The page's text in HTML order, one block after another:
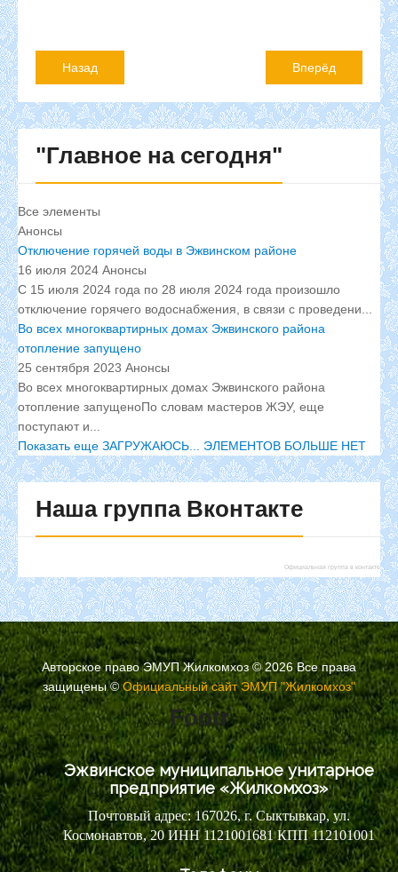
Назад Вперёд
"Главное на сегодня"
Все элементы
Анонсы
Отключение горячей воды в Эжвинском районе
16 июля 2024 Анонсы
С 15 июля 2024 года по 28 июля 2024 года произошло
отключение горячего водоснабжения, в связи с проведени...
Во всех многоквартирных домах Эжвинского района
отопление запущено
25 сентября 2023 Анонсы
Во всех многоквартирных домах Эжвинского района
отопление запущеноПо словам мастеров ЖЭУ, еще
поступают и...
Показать еще ЗАГРУЖАЮСЬ... ЭЛЕМЕНТОВ БОЛЬШЕ НЕТ
Наша группа Вконтакте
Официальная группа в контакте
Авторское право ЭМУП Жилкомхоз © 2026 Все права
защищены©Официальный сайт ЭМУП "Жилкомхоз"
Footr
Эжвинское муниципальное унитарное
предприятие «Жилкомхоз»
Почтовый адрес: 167026, г. Сыктывкар, ул.
Космонавтов, 20 ИНН 1121001681 КПП 112101001